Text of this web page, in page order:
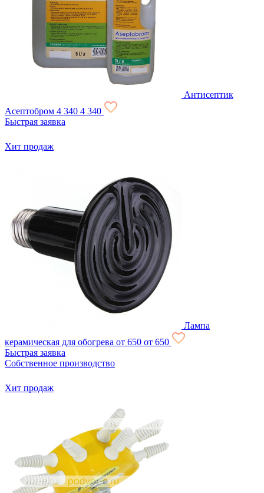
Антисептик
Асептобром 4 340 4 340
Быстрая заявка
Хит продаж
Лампа
керамическая для обогрева от 650 от 650
Быстрая заявка
Собственное производство
Хит продаж